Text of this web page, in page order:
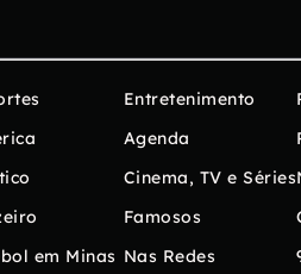
em Minas
Entretenimento
Agenda
Cinema, TV e Séries
Famosos
Nas Redes